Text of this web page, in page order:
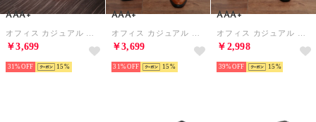
AAA+
￥3,699
31% 15
AAA+
￥3,699
31% 15
AAA+
￥2,998
39% 15